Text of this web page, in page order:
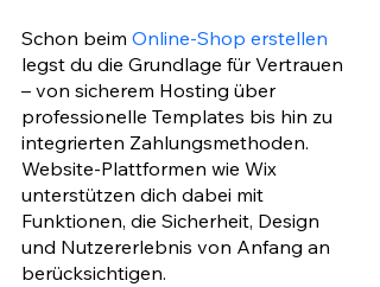
Schon beim Online-Shop erstellen
legst du die Grundlage für Vertrauen
– von sicherem Hosting über
professionelle Templates bis hin zu
integrierten Zahlungsmethoden.
Website-Plattformen wie Wix
unterstützen dich dabei mit
Funktionen, die Sicherheit, Design
und Nutzererlebnis von Anfang an
berücksichtigen.